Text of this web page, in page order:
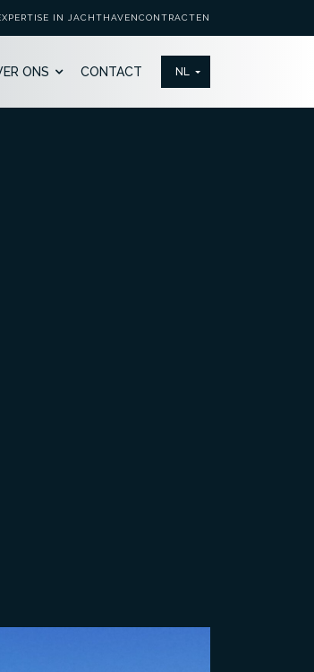
IN JACHTHAVENCONTRACTEN
ONS CONTACT